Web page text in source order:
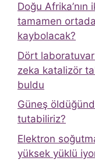
Doğu
tamamen
kaybolacak?
Dört laboratuvar
zeka katalizör
buldu
Güneş
tutabiliriz?
Elektron
yüksek yüklü